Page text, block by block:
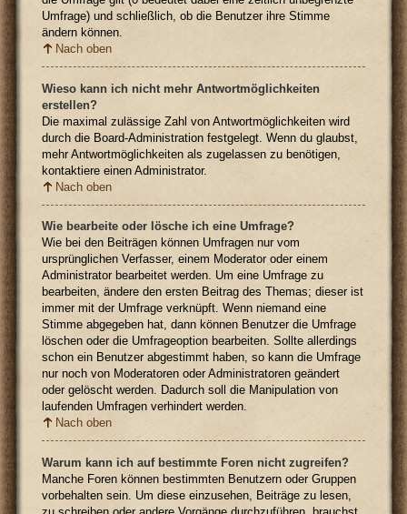
Umfrage) und schließlich, ob die Benutzer ihre Stimme
ändern können.
Nach oben
Wieso kann ich nicht mehr Antwortmöglichkeiten
erstellen?
Die maximal zulässige Zahl von Antwortmöglichkeiten wird
durch die Board-Administration festgelegt. Wenn du glaubst,
mehr Antwortmöglichkeiten als zugelassen zu benötigen,
kontaktiere einen Administrator.
Nach oben
Wie bearbeite oder lösche ich eine Umfrage?
Wie bei den Beiträgen können Umfragen nur vom
ursprünglichen Verfasser, einem Moderator oder einem
Administrator bearbeitet werden. Um eine Umfrage zu
bearbeiten, ändere den ersten Beitrag des Themas; dieser ist
immer mit der Umfrage verknüpft. Wenn niemand eine
Stimme abgegeben hat, dann können Benutzer die Umfrage
löschen oder die Umfrageoption bearbeiten. Sollte allerdings
schon ein Benutzer abgestimmt haben, so kann die Umfrage
nur noch von Moderatoren oder Administratoren geändert
oder gelöscht werden. Dadurch soll die Manipulation von
laufenden Umfragen verhindert werden.
Nach oben
Warum kann ich auf bestimmte Foren nicht zugreifen?
Manche Foren können bestimmten Benutzern oder Gruppen
vorbehalten sein. Um diese einzusehen, Beiträge zu lesen,